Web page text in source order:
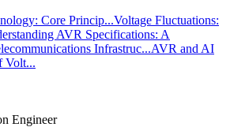
Core Princip...Voltage Fluctuations:
AVR Specifications: A
Infrastruc...AVR and AI
Volt...
Engineer